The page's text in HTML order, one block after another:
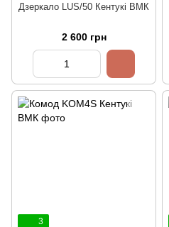
Дзеркало LUS/50 Кентукі ВМК
2 600 грн
3